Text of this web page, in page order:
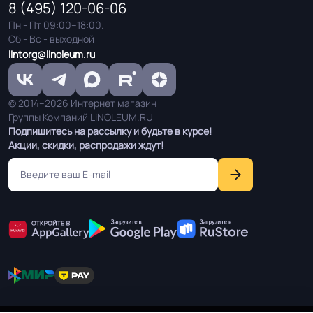
Система стыковки
швов
Система примыкания к
стенам
Плинтус ПВХ
Способ укладки
EUROBASE 425 / EUROPROF 522
контакт / EUROPROF 521 фиксация
более г/кв.м.
Производственная
площадка или завод
Подпишитесь на рассылку и будьте в курсе!
Акции, скидки, распродажи ждут!
8 (495) 120-06-06
Пн - Пт 09:00–18:00.
Сб - Вс - выходной
lintorg@linoleum.ru
© 2014–2026 Интернет магазин
Группы Компаний LiNOLEUM.RU